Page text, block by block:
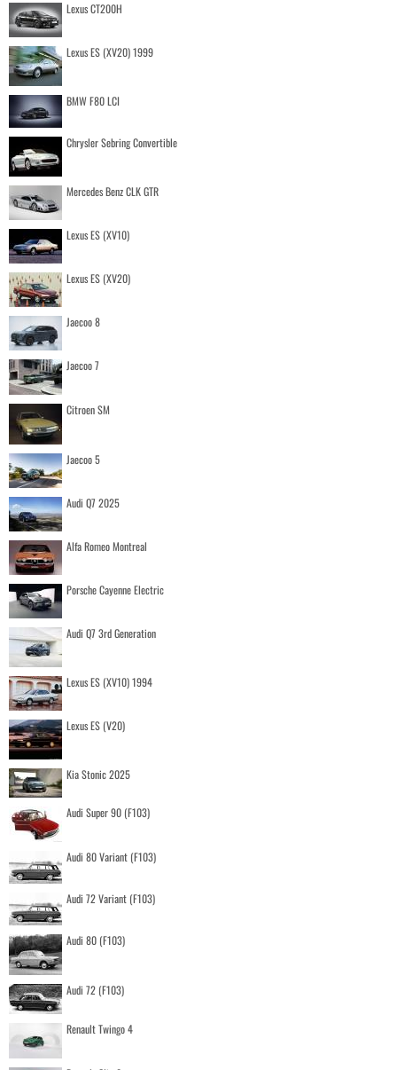
Lexus CT200H
Lexus ES (XV20) 1999
BMW F80 LCI
Chrysler Sebring Convertible
Mercedes Benz CLK GTR
Lexus ES (XV10)
Lexus ES (XV20)
Jaecoo 8
Jaecoo 7
Citroen SM
Jaecoo 5
Audi Q7 2025
Alfa Romeo Montreal
Porsche Cayenne Electric
Audi Q7 3rd Generation
Lexus ES (XV10) 1994
Lexus ES (V20)
Kia Stonic 2025
Audi Super 90 (F103)
Audi 80 Variant (F103)
Audi 72 Variant (F103)
Audi 80 (F103)
Audi 72 (F103)
Renault Twingo 4